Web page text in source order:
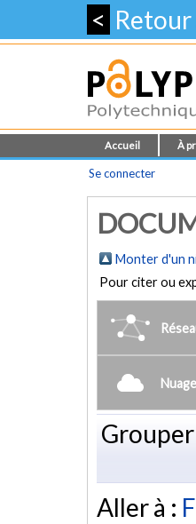
<
Accueil À
Se connecter
Monter d'un
Pour citer ou
Aller à : F